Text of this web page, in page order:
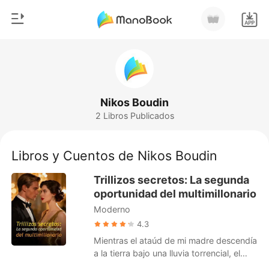
Salir
Instalar APP
Hombre Lobo
Romance
Urbano
Ranking
Nikos Boudin
2 Libros Publicados
Libros y Cuentos de Nikos Boudin
Trillizos secretos: La segunda
oportunidad del multimillonario
Moderno
4.3
Mientras el ataúd de mi madre descendía
a la tierra bajo una lluvia torrencial, el